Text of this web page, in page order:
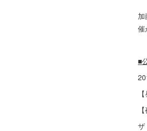
催
■
ザ